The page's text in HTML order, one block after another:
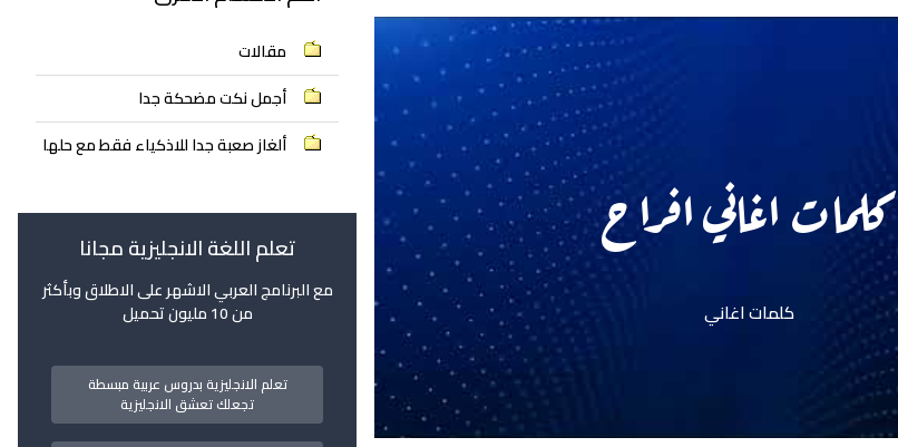
كلمات اغاني افراح
كلمات اغاني
مقالات
أجمل نكت مضحكة جدا
ألغاز صعبة جدا للاذكياء فقط مع حلها
تعلم اللغة الانجليزية مجانا
مع البرنامج العربي الاشهر على الاطلاق وبأكثر
من 10 مليون تحميل
تعلم الانجليزية بدروس عربية مبسطة
تجعلك تعشق الانجليزية